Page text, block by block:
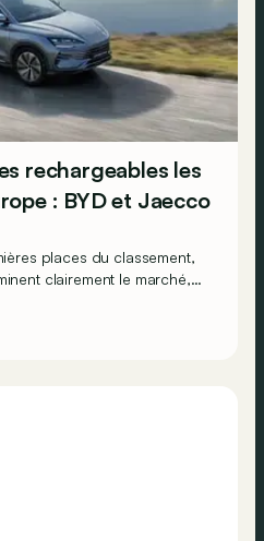
rechargeables les
: BYD et Jaecco
places du classement,
clairement le marché,